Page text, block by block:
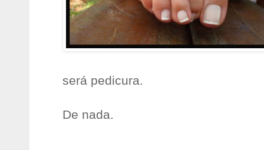
será pedicura.
De nada.